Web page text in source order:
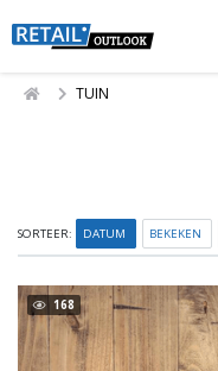
TUIN
SORTEER: DATUM BEKEKEN
168